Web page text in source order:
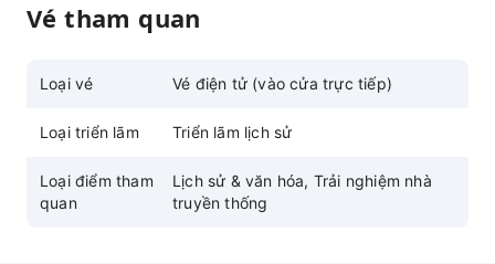
Vé tham quan
Loại vé Vé điện tử (vào cửa trực tiếp)
Loại triển lãm Triển lãm lịch sử
Loại điểm tham
quan
Lịch sử & văn hóa, Trải nghiệm nhà
truyền thống